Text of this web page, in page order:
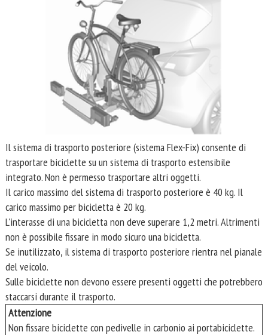
Il sistema di trasporto posteriore (sistema Flex-Fix) consente di
trasportare biciclette su un sistema di trasporto estensibile
integrato. Non è permesso trasportare altri oggetti.
Il carico massimo del sistema di trasporto posteriore è 40 kg. Il
carico massimo per bicicletta è 20 kg.
L'interasse di una bicicletta non deve superare 1,2 metri. Altrimenti
non è possibile fissare in modo sicuro una bicicletta.
Se inutilizzato, il sistema di trasporto posteriore rientra nel pianale
del veicolo.
Sulle biciclette non devono essere presenti oggetti che potrebbero
staccarsi durante il trasporto.
Attenzione
Non fissare biciclette con pedivelle in carbonio ai portabiciclette.